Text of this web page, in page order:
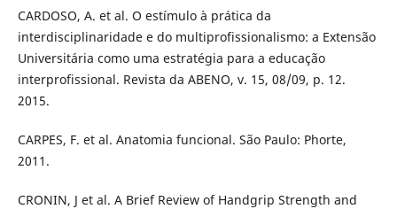
CARDOSO, A. et al. O estímulo à prática da
interdisciplinaridade e do multiprofissionalismo: a Extensão
Universitária como uma estratégia para a educação
interprofissional. Revista da ABENO, v. 15, 08/09, p. 12.
2015.
CARPES, F. et al. Anatomia funcional. São Paulo: Phorte,
2011.
CRONIN, J et al. A Brief Review of Handgrip Strength and